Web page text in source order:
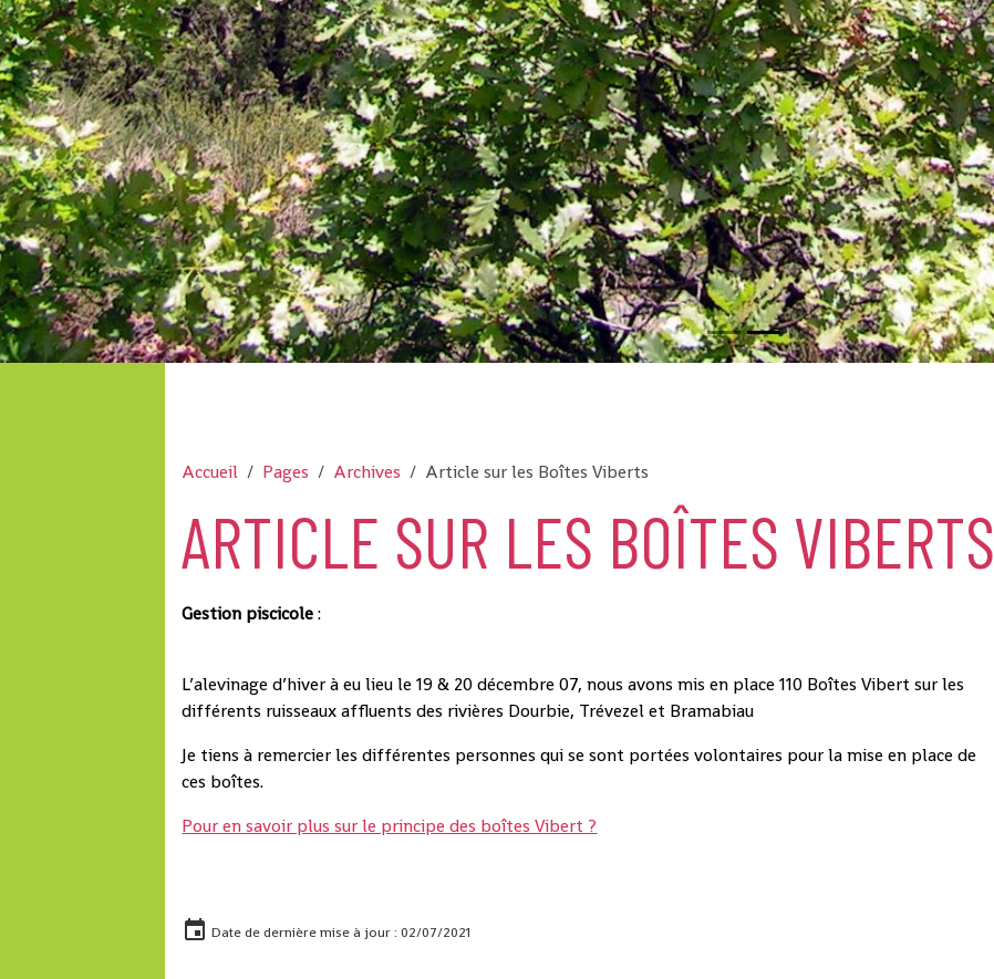
Accueil Pages Archives Article sur les Boîtes Viberts
ARTICLE SUR LES BOÎTES VIBERTS
Gestion piscicole:
L’alevinage d’hiver à eu lieu le 19 & 20 décembre 07, nous avons mis en place 110 Boîtes Vibert sur les
différents ruisseaux affluents des rivières Dourbie, Trévezel et Bramabiau
Je tiens à remercier les différentes personnes qui se sont portées volontaires pour la mise en place de
ces boîtes.
Pour en savoir plus sur le principe des boîtes Vibert ?
Date de dernière mise à jour : 02/07/2021